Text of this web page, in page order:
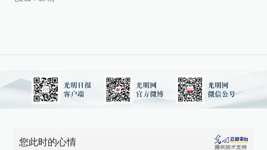
您此时的心情